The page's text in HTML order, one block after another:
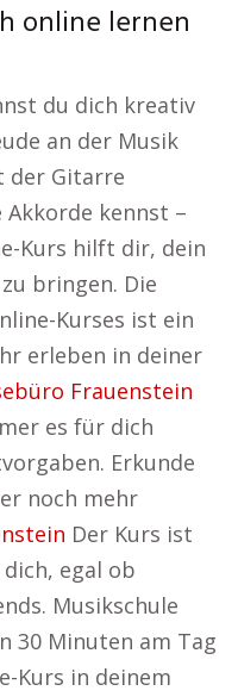
online lernen
du dich kreativ
an der Musik
der Gitarre
kennst –
Kurs hilft dir, dein
bringen. Die
Kurses ist ein
erleben in deiner
Frauenstein
es für dich
Erkunde
noch mehr
Der Kurs ist
egal ob
Musikschule
30 Minuten am Tag
Kurs in deinem